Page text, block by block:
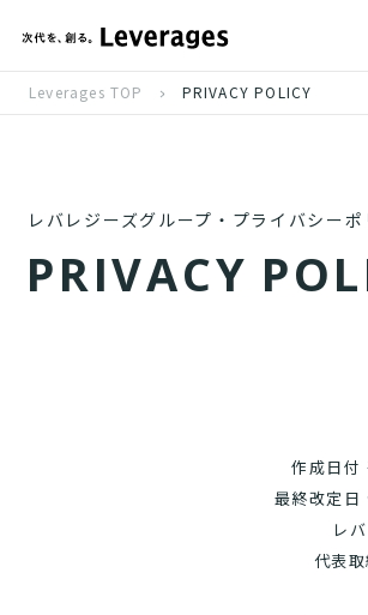
Leverages TOP PRIVACY POLICY
レバレジーズグループ・プライバシーポ
PRIVACY POL
作成日付
最終改定日
レ
代表